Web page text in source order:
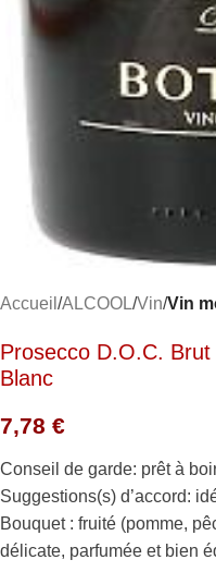
Accueil ALCOOL Vin Vin
Prosecco D.O.C.
Blanc
7,78 €
Conseil de garde: prêt à
Suggestions(s) d’accord:
Bouquet : fruité (pomme,
délicate, parfumée et bien